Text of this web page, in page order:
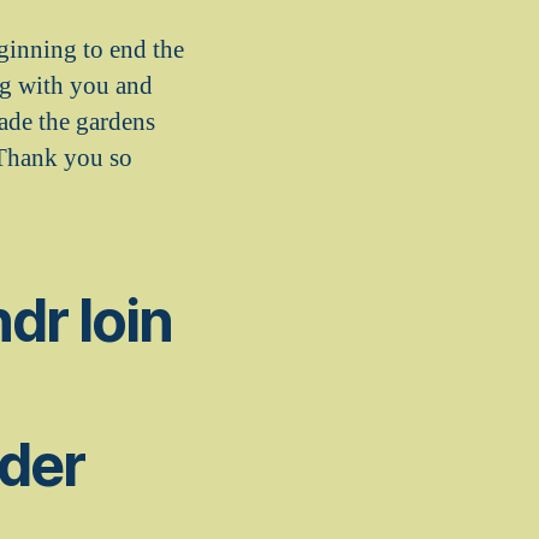
to end the
with you and
the gardens
you so
loin